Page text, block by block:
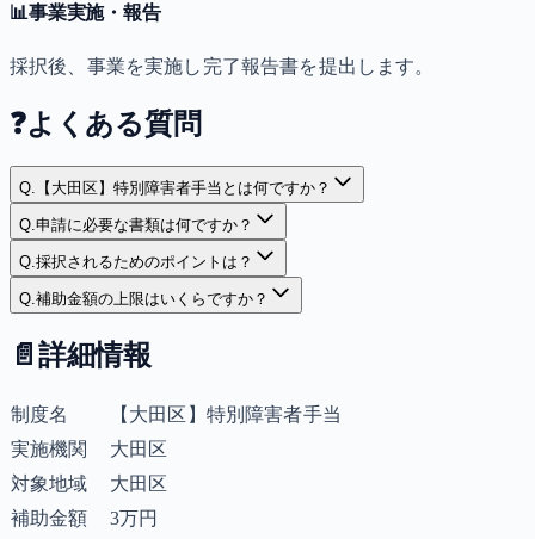
📊事業実施・報告
採択後、事業を実施し完了報告書を提出します。
❓よくある質問
Q. 【大田区】特別障害者手当とは何ですか？
Q.申請に必要な書類は何ですか？
Q.採択されるためのポイントは？
Q.補助金額の上限はいくらですか？
📄 詳細情報
制度名
【大田区】特別障害者手当
実施機関
大田区
対象地域
大田区
補助金額
3万円